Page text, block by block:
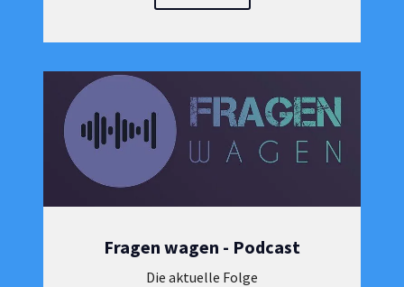
Fragen wagen - Podcast
Die aktuelle Folge